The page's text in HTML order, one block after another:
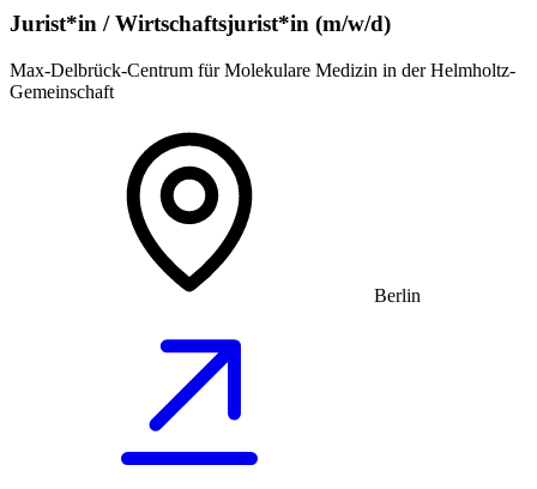
Jurist*in / Wirtschafts­jurist*in (m/w/d)
Max-Delbrück-Centrum für Molekulare Medizin in der Helmholtz-
Gemeinschaft
Berlin